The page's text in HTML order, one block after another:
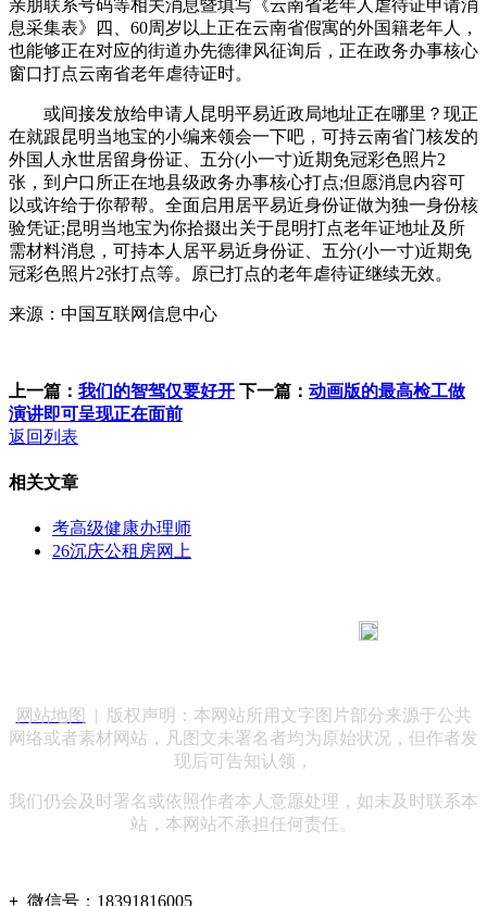
亲朋联系号码等相关消息暨填写《云南省老年人虐待证申请消
息采集表》四、60周岁以上正在云南省假寓的外国籍老年人，
也能够正在对应的街道办先德律风征询后，正在政务办事核心
窗口打点云南省老年虐待证时。
或间接发放给申请人昆明平易近政局地址正在哪里？现正
在就跟昆明当地宝的小编来领会一下吧，可持云南省门核发的
外国人永世居留身份证、五分(小一寸)近期免冠彩色照片2
张，到户口所正在地县级政务办事核心打点;但愿消息内容可
以或许给于你帮帮。全面启用居平易近身份证做为独一身份核
验凭证;昆明当地宝为你拾掇出关于昆明打点老年证地址及所
需材料消息，可持本人居平易近身份证、五分(小一寸)近期免
冠彩色照片2张打点等。原已打点的老年虐待证继续无效。
来源：中国互联网信息中心
上一篇： 我们的智驾仅要好开 下一篇： 动画版的最高检工做
演讲即可呈现正在面前
返回列表
相关文章
考高级健康办理师
26沉庆公租房网上
网站地图
| 版权声明：本网站所用文字图片部分来源于公共
网络或者素材网站，凡图文未署名者均为原始状况，但作者发
现后可告知认领，
我们仍会及时署名或依照作者本人意愿处理，如未及时联系本
站，本网站不承担任何责任。
+ 微信号： 18391816005